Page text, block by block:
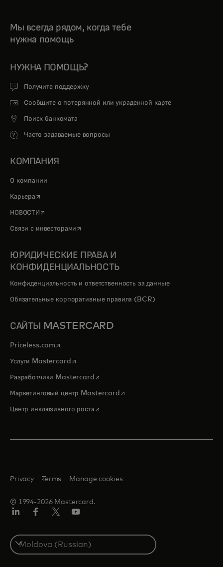
Мы всегда рядом, когда тебе
нужна помощь
НУЖНА ПОМОЩЬ?
Получите поддержку
Сообщите о потерянной или украденной карте
Поиск банкомата
Часто задаваемые вопросы
КОМПАНИЯ
О компании
Карьера opens in a new tab
НОВОСТИ opens in a new tab
Связи с инвесторами opens in a new tab
ЮРИДИЧЕСКИЕ ПРАВА И
КОНФИДЕНЦИАЛЬНОСТЬ
Конфиденциальность и ответственность за данные
Обязательные корпоративные правила (BCR)
САЙТЫ MASTERCARD
Priceless.com opens in a new tab
Услуги Mastercardopens in a new tab
Разработчики Mastercardopens in a new tab
Маркетинговый центр Mastercardopens in a new tab
Центр инклюзивного ростаopens in a new tab
© 1994-2026 Mastercard.
Privacy Terms Manage cookies
Select
a
country